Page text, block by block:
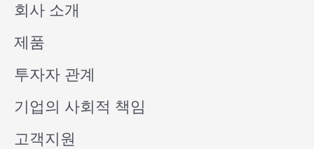
회사 소개
제품
투자자 관계
기업의 사회적 책임
고객지원